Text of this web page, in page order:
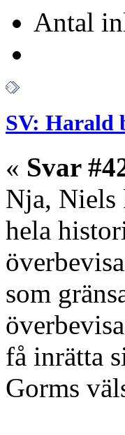
Antal
SV: Harald
« Svar
Nja, Niels
hela
som
få inrätta
Gorms